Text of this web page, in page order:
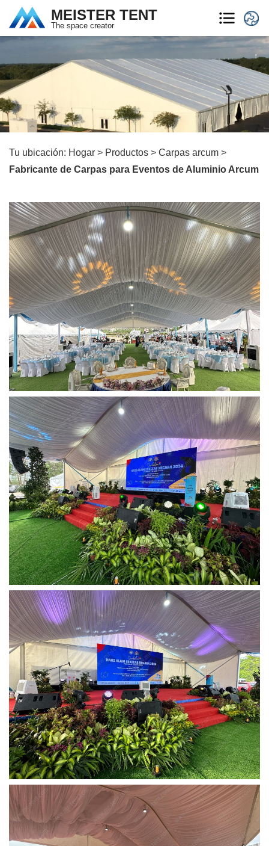
MEISTER TENT
The space creator
Tu ubicación: Hogar > Productos > Carpas arcum >
Fabricante de Carpas para Eventos de Aluminio Arcum